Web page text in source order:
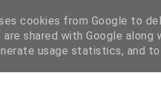
COFFEE READING
cookies from Google to
are shared with Google
usage statistics, and